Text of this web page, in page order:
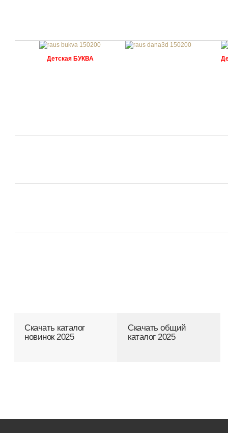
Детская БУКВА
Скачать каталог
новинок 2025
Скачать общий
каталог 2025